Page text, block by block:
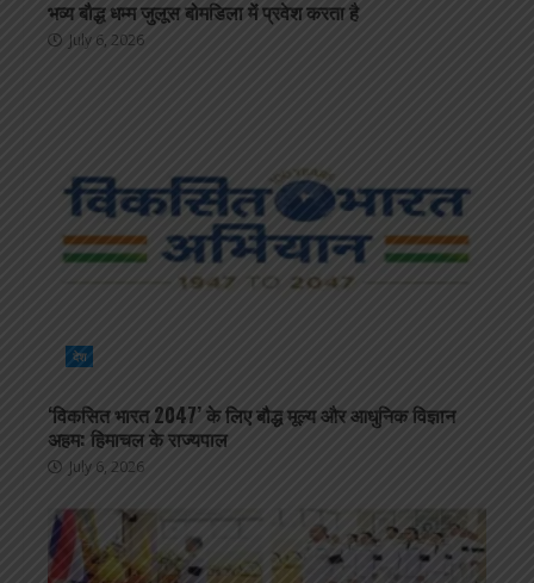
भव्य बौद्ध धम्म जुलूस बोमडिला में प्रवेश करता है
July 6, 2026
देश
‘विकसित भारत 2047’ के लिए बौद्ध मूल्य और आधुनिक विज्ञान
अहम: हिमाचल के राज्यपाल
July 6, 2026